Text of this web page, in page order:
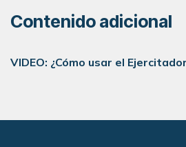
Contenido adicional
VIDEO: ¿Cómo usar el